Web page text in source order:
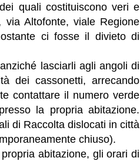
quali costituiscono veri e
Altofonte, viale Regione
ci fosse il divieto di
lasciarli agli angoli di
dei cassonetti, arrecando
contattare il numero verde
la propria abitazione.
di Raccolta dislocati in città
chiuso).
abitazione, gli orari di